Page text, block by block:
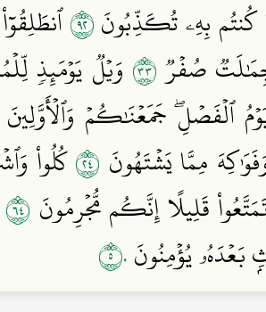
كُنتُم بِهِۦ تُكَذِّبُونَ٢٩
صُفۡرٞ٣٣ وَيۡلٞ يَوۡمَئِذٖ
ٱلۡفَصۡلِۖ جَمَعۡنَٰكُمۡ وَٱلۡأَوَّلِينَ
مِمَّا يَشۡتَهُونَ ٤٢كُلُواْ
قَلِيلًا إِنَّكُم مُّجۡرِمُونَ ٤٦
يُؤۡمِنُونَ٥٠